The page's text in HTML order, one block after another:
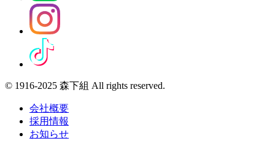
© 1916-2025 森下組 All rights reserved.
会社概要
採用情報
お知らせ